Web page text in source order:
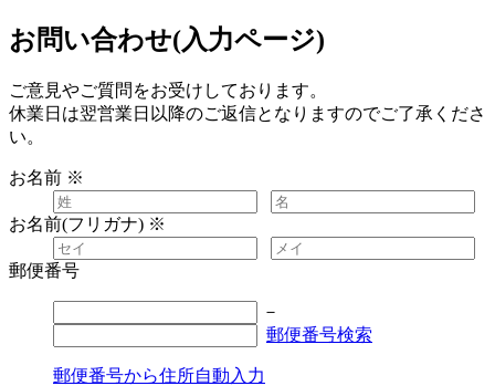
お問い合わせ(入力ページ)
ご意見やご質問をお受けしております。
休業日は翌営業日以降のご返信となりますのでご了承くださ
い。
お名前 ※
お名前(フリガナ) ※
郵便番号
－
郵便番号検索
郵便番号から住所自動入力